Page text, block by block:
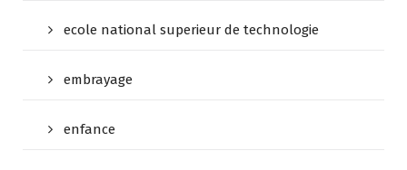
ecole national superieur de technologie
embrayage
enfance